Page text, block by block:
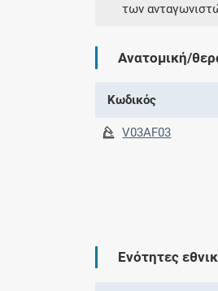
των
Ανατομική/
Κωδικός
V03AF03
Ενότητες